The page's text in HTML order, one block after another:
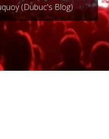
(Dubuc's Blog)